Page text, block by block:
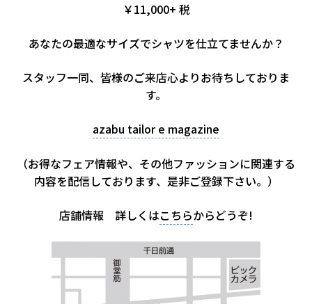
￥11,000+ 税
あなたの最適なサイズでシャツを仕立てませんか？
スタッフ一同、皆様のご来店心よりお待ちしておりま
す。
azabu tailor e magazine
（お得なフェア情報や、その他ファッションに関連する
内容を配信しております、是非ご登録下さい。）
店舗情報 詳しくはこちらからどうぞ!